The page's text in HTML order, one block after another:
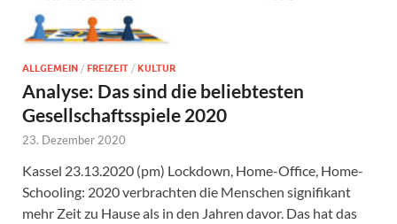
ALLGEMEIN / FREIZEIT / KULTUR
Analyse: Das sind die beliebtesten
Gesellschaftsspiele 2020
23. Dezember 2020
Kassel 23.13.2020 (pm) Lockdown, Home-Office, Home-
Schooling: 2020 verbrachten die Menschen signifikant
mehr Zeit zu Hause als in den Jahren davor. Das hat das